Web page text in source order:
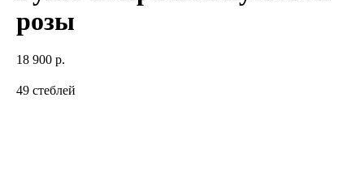
розы
18 900 р.
49 стеблей